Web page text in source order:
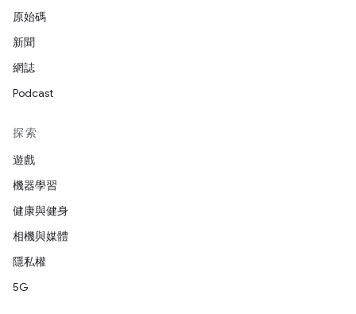
原始碼
新聞
網誌
Podcast
探索
遊戲
機器學習
健康與健身
相機與媒體
隱私權
5G